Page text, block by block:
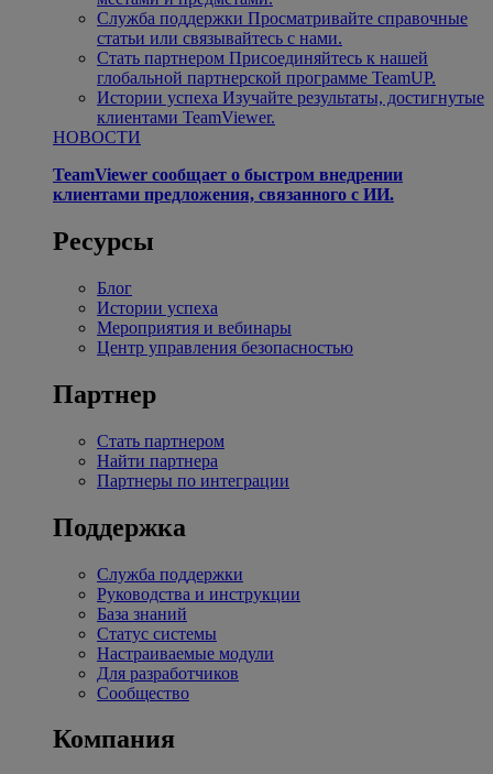
Служба поддержки Просматривайте справочные
статьи или связывайтесь с нами.
Стать партнером Присоединяйтесь к нашей
глобальной партнерской программе TeamUP.
Истории успеха Изучайте результаты, достигнутые
клиентами TeamViewer.
НОВОСТИ
TeamViewer сообщает о быстром внедрении
клиентами предложения, связанного с ИИ.
Ресурсы
Блог
Истории успеха
Мероприятия и вебинары
Центр управления безопасностью
Партнер
Стать партнером
Найти партнера
Партнеры по интеграции
Поддержка
Служба поддержки
Руководства и инструкции
База знаний
Статус системы
Настраиваемые модули
Для разработчиков
Сообщество
Компания